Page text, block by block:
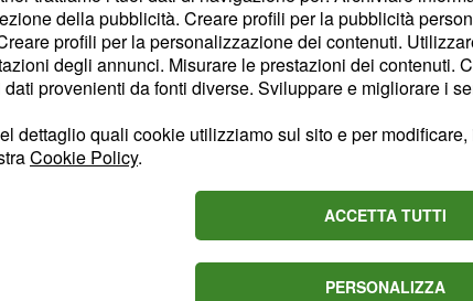
verde di gioco non aveva per niente
ed è addirittura uscito col volto
continuamente il ginocchio. Il San
e l'intero staff hanno trattenuto il fiato
perché sembrava un infortunio del
Il tecnico toscano, infatti,
per le condizioni fisiche del
della pubblicità. Creare profili per la pubblicità
profili per la personalizzazione dei contenuti.
degli annunci. Misurare le prestazioni dei contenuti.
provenienti da fonti diverse. Sviluppare e migliorare i
dettaglio quali cookie utilizziamo sul sito e per
Cookie Policy.
ACCETTA TUTTI
PERSONALIZZA